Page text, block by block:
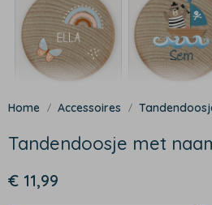
Accessoires
Tandendoosje met
€ 11,99